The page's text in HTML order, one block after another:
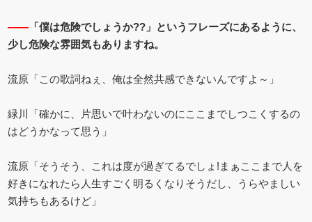
―― 「僕は危険でしょうか??」というフレーズにあるように、
少し危険な雰囲気もありますね。
流原「この歌詞ねぇ、俺は全然共感できないんですよ～」
緑川「確かに、片思いで叶わないのにここまでしつこくするの
はどうかなって思う」
流原「そうそう、これは度が過ぎてるでしょ!まぁここまで人を
好きになれたら人生すごく明るくなりそうだし、うらやましい
気持ちもあるけど」